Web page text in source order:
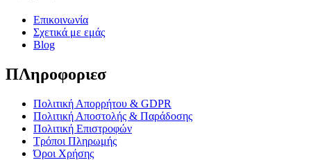
Επικοινωνία
Σχετικά με εμάς
Blog
ΠΛηροφοριεσ
Πολιτική Απορρήτου & GDPR
Πολιτική Αποστολής & Παράδοσης
Πολιτική Επιστροφών
Τρόποι Πληρωμής
Όροι Χρήσης